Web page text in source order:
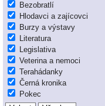
Bezobratlí
Hlodavci a zajícovci
Burzy a výstavy
Literatura
Legislativa
Veterina a nemoci
Terahádanky
Černá kronika
Pokec